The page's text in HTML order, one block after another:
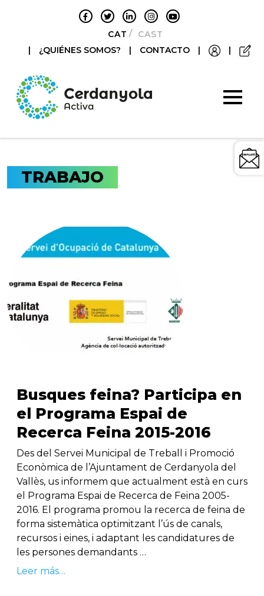
CATALÀCASTELLANO
|
¿QUIÉNES SOMOS? | CONTACTO | |
TRABAJO
Busques feina? Participa en
el Programa Espai de
Recerca Feina 2015-2016
Des del Servei Municipal de Treball i Promoció
Econòmica de l’Ajuntament de Cerdanyola del
Vallès, us informem que actualment està en curs
el Programa Espai de Recerca de Feina 2005-
2016. El programa promou la recerca de feina de
forma sistemàtica optimitzant l’ús de canals,
recursos i eines, i adaptant les candidatures de
les persones demandants …
Leer más…